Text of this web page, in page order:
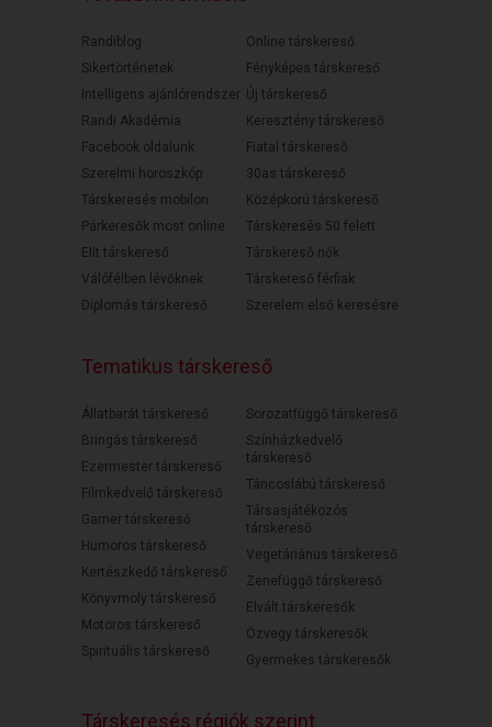
Randiblog
Sikertörténetek
Intelligens ajánlórendszer
Randi Akadémia
Facebook oldalunk
Szerelmi horoszkóp
Társkeresés mobilon
Párkeresők most online
Elit társkereső
Válófélben lévőknek
Diplomás társkereső
Online társkereső
Fényképes társkereső
Új társkereső
Keresztény társkereső
Fiatal társkereső
30as társkereső
Középkorú társkereső
Társkeresés 50 felett
Társkereső nők
Társkereső férfiak
Szerelem első keresésre
Tematikus társkereső
Állatbarát társkereső
Bringás társkereső
Ezermester társkereső
Filmkedvelő társkereső
Gamer társkereső
Humoros társkereső
Kertészkedő társkereső
Könyvmoly társkereső
Motoros társkereső
Spirituális társkereső
Sorozatfüggő társkereső
Színházkedvelő
társkereső
Táncoslábú társkereső
Társasjátékozós
társkereső
Vegetáriánus társkereső
Zenefüggő társkereső
Elvált társkeresők
Özvegy társkeresők
Gyermekes társkeresők
Társkeresés régiók szerint